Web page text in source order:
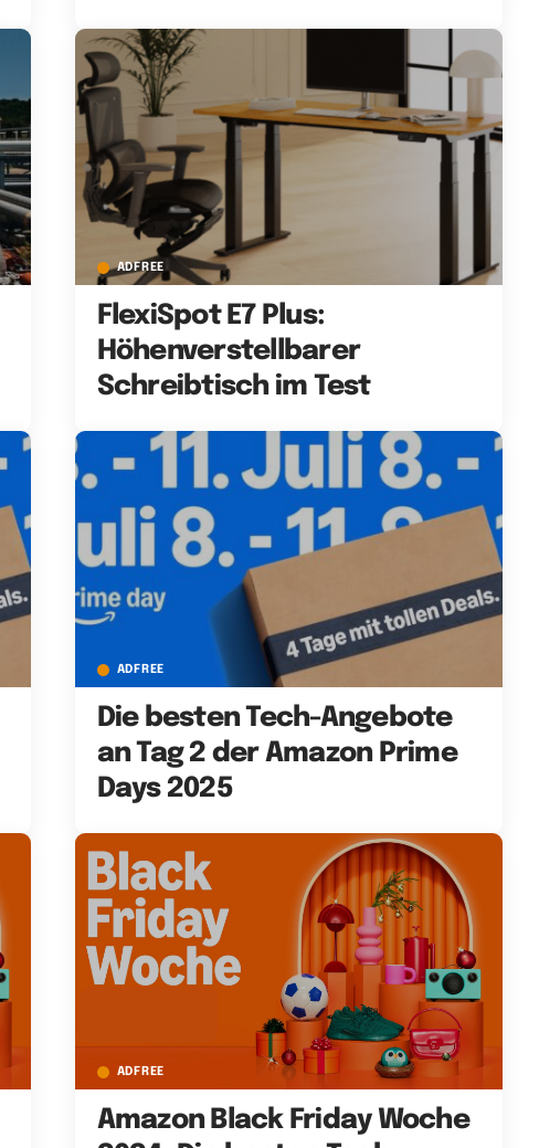
ADFREE
FlexiSpot E7 Plus:
Höhenverstellbarer
Schreibtisch im Test
ADFREE
Die besten Tech-Angebote
an Tag 2 der Amazon Prime
Days 2025
ADFREE
Amazon Black Friday Woche